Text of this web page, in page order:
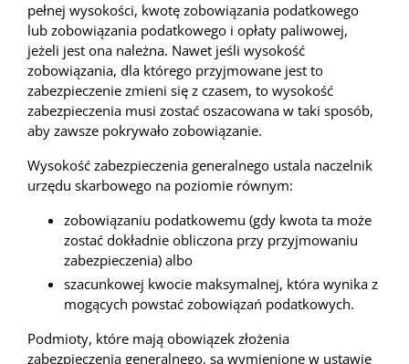
pełnej wysokości, kwotę zobowiązania podatkowego
lub zobowiązania podatkowego i opłaty paliwowej,
jeżeli jest ona należna. Nawet jeśli wysokość
zobowiązania, dla którego przyjmowane jest to
zabezpieczenie zmieni się z czasem, to wysokość
zabezpieczenia musi zostać oszacowana w taki sposób,
aby zawsze pokrywało zobowiązanie.
Wysokość zabezpieczenia generalnego ustala naczelnik
urzędu skarbowego na poziomie równym:
zobowiązaniu podatkowemu (gdy kwota ta może
zostać dokładnie obliczona przy przyjmowaniu
zabezpieczenia) albo
szacunkowej kwocie maksymalnej, która wynika z
mogących powstać zobowiązań podatkowych.
Podmioty, które mają obowiązek złożenia
zabezpieczenia generalnego, są wymienione w ustawie